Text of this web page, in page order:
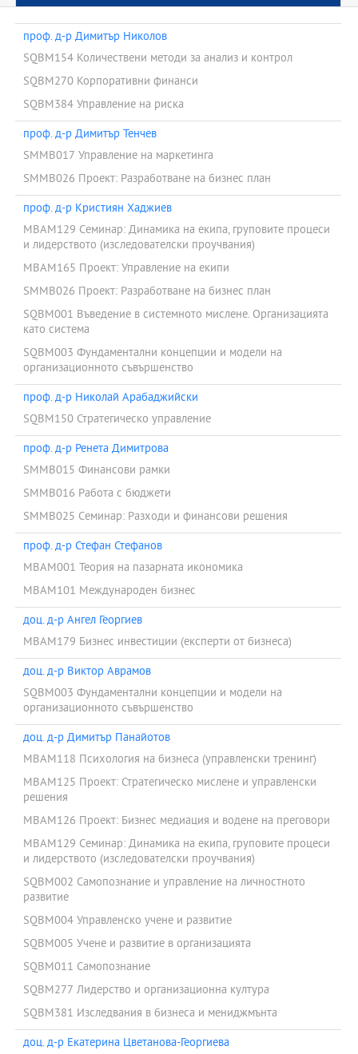
5. Оценяване, основано на компетентност
проф. д-р Димитър Николов
SQBM154 Количествени методи за анализ и контрол
SQBM270 Корпоративни финанси
SQBM384 Управление на риска
проф. д-р Димитър Тенчев
SMMB017 Управление на маркетинга
SMMB026 Проект: Разработване на бизнес план
проф. д-р Кристиян Хаджиев
MBAM129 Семинар: Динамика на екипа, груповите процеси
и лидерството (изследователски проучвания)
MBAM165 Проект: Управление на екипи
SMMB026 Проект: Разработване на бизнес план
SQBM001 Въведение в системното мислене. Организацията
като система
SQBM003 Фундаментални концепции и модели на
организационното съвършенство
проф. д-р Николай Арабаджийски
SQBM150 Стратегическо управление
проф. д-р Ренета Димитрова
SMMB015 Финансови рамки
SMMB016 Работа с бюджети
SMMB025 Семинар: Разходи и финансови решения
проф. д-р Стефан Стефанов
MBAM001 Теория на пазарната икономика
MBAM101 Международен бизнес
доц. д-р Ангел Георгиев
MBAM179 Бизнес инвестиции (експерти от бизнеса)
доц. д-р Виктор Аврамов
SQBM003 Фундаментални концепции и модели на
организационното съвършенство
доц. д-р Димитър Панайотов
MBAM118 Психология на бизнеса (управленски тренинг)
MBAM125 Проект: Стратегическо мислене и управленски
решения
MBAM126 Проект: Бизнес медиация и водене на преговори
MBAM129 Семинар: Динамика на екипа, груповите процеси
и лидерството (изследователски проучвания)
SQBM002 Самопознание и управление на личностното
развитие
SQBM004 Управленско учене и развитие
SQBM005 Учене и развитие в организацията
SQBM011 Самопознание
SQBM277 Лидерство и организационна култура
SQBM381 Изследвания в бизнеса и мениджмънта
доц. д-р Екатерина Цветанова-Георгиева